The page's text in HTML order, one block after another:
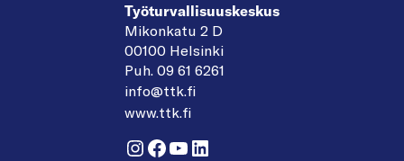
Työturvallisuuskeskus
Mikonkatu 2 D
00100 Helsinki
Puh. 09 61 6261
info@ttk.fi
www.ttk.fi
Instagram
Facebook
YouTube
LinkedIn